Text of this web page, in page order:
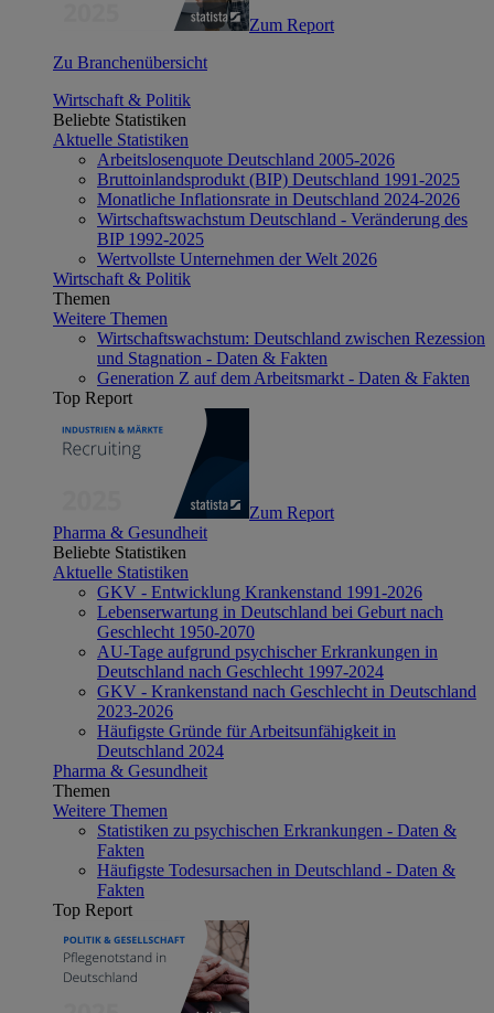
Zum Report
Zu Branchenübersicht
Wirtschaft & Politik
Beliebte Statistiken
Aktuelle Statistiken
Arbeitslosenquote Deutschland 2005-2026
Bruttoinlandsprodukt (BIP) Deutschland 1991-2025
Monatliche Inflationsrate in Deutschland 2024-2026
Wirtschaftswachstum Deutschland - Veränderung des
BIP 1992-2025
Wertvollste Unternehmen der Welt 2026
Wirtschaft & Politik
Themen
Weitere Themen
Wirtschaftswachstum: Deutschland zwischen Rezession
und Stagnation - Daten & Fakten
Generation Z auf dem Arbeitsmarkt - Daten & Fakten
Top Report
Zum Report
Pharma & Gesundheit
Beliebte Statistiken
Aktuelle Statistiken
GKV - Entwicklung Krankenstand 1991-2026
Lebenserwartung in Deutschland bei Geburt nach
Geschlecht 1950-2070
AU-Tage aufgrund psychischer Erkrankungen in
Deutschland nach Geschlecht 1997-2024
GKV - Krankenstand nach Geschlecht in Deutschland
2023-2026
Häufigste Gründe für Arbeitsunfähigkeit in
Deutschland 2024
Pharma & Gesundheit
Themen
Weitere Themen
Statistiken zu psychischen Erkrankungen - Daten &
Fakten
Häufigste Todesursachen in Deutschland - Daten &
Fakten
Top Report